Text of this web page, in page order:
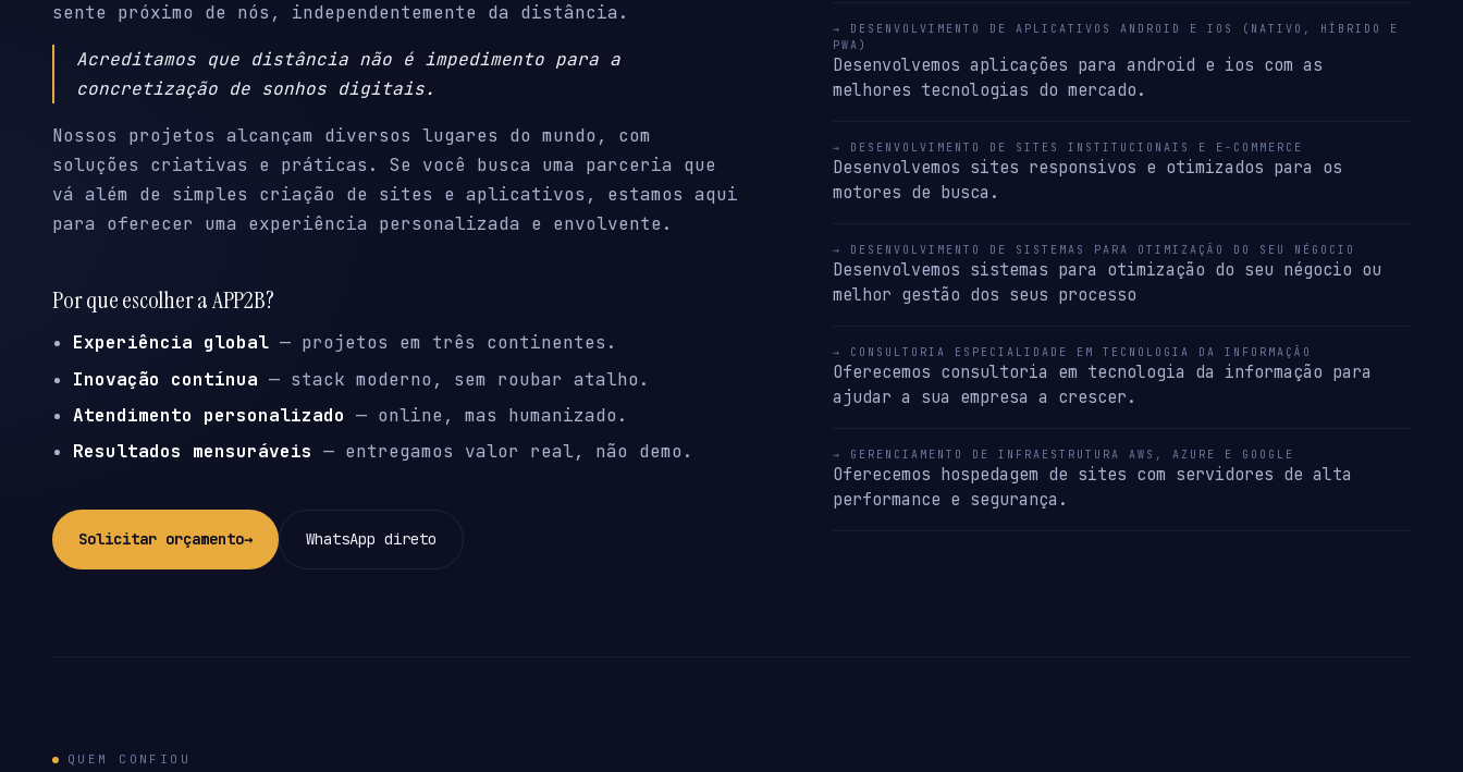
sente próximo de nós, independentemente da distância.
Acreditamos que distância não é impedimento para a
concretização de sonhos digitais.
Nossos projetos alcançam diversos lugares do mundo, com
soluções criativas e práticas. Se você busca uma parceria que
vá além de simples criação de sites e aplicativos, estamos aqui
para oferecer uma experiência personalizada e envolvente.
Por que escolher a APP2B?
Experiência global — projetos em três continentes.
Inovação contínua — stack moderno, sem roubar atalho.
Atendimento personalizado — online, mas humanizado.
Resultados mensuráveis — entregamos valor real, não demo.
Solicitar orçamento→ WhatsApp direto
→ DESENVOLVIMENTO DE APLICATIVOS ANDROID E IOS (NATIVO, HÍBRIDO E
PWA)
Desenvolvemos aplicações para android e ios com as
melhores tecnologias do mercado.
→ DESENVOLVIMENTO DE SITES INSTITUCIONAIS E E-COMMERCE
Desenvolvemos sites responsivos e otimizados para os
motores de busca.
→ DESENVOLVIMENTO DE SISTEMAS PARA OTIMIZAÇÃO DO SEU NÉGOCIO
Desenvolvemos sistemas para otimização do seu négocio ou
melhor gestão dos seus processo
→ CONSULTORIA ESPECIALIDADE EM TECNOLOGIA DA INFORMAÇÃO
Oferecemos consultoria em tecnologia da informação para
ajudar a sua empresa a crescer.
→ GERENCIAMENTO DE INFRAESTRUTURA AWS, AZURE E GOOGLE
Oferecemos hospedagem de sites com servidores de alta
performance e segurança.
QUEM CONFIOU